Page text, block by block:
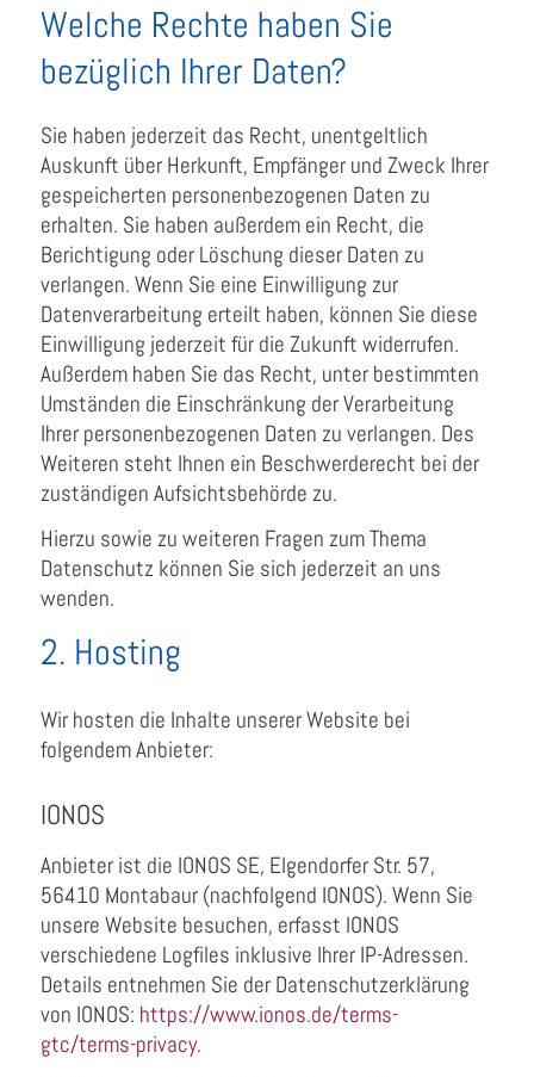
Welche Rechte haben Sie
bezüglich Ihrer Daten?
Sie haben jederzeit das Recht, unentgeltlich
Auskunft über Herkunft, Empfänger und Zweck Ihrer
gespeicherten personenbezogenen Daten zu
erhalten. Sie haben außerdem ein Recht, die
Berichtigung oder Löschung dieser Daten zu
verlangen. Wenn Sie eine Einwilligung zur
Datenverarbeitung erteilt haben, können Sie diese
Einwilligung jederzeit für die Zukunft widerrufen.
Außerdem haben Sie das Recht, unter bestimmten
Umständen die Einschränkung der Verarbeitung
Ihrer personenbezogenen Daten zu verlangen. Des
Weiteren steht Ihnen ein Beschwerderecht bei der
zuständigen Aufsichtsbehörde zu.
Hierzu sowie zu weiteren Fragen zum Thema
Datenschutz können Sie sich jederzeit an uns
wenden.
2. Hosting
Wir hosten die Inhalte unserer Website bei
folgendem Anbieter:
IONOS
Anbieter ist die IONOS SE, Elgendorfer Str. 57,
56410 Montabaur (nachfolgend IONOS). Wenn Sie
unsere Website besuchen, erfasst IONOS
verschiedene Logfiles inklusive Ihrer IP-Adressen.
Details entnehmen Sie der Datenschutzerklärung
von IONOS: https://www.ionos.de/terms-
gtc/terms-privacy.